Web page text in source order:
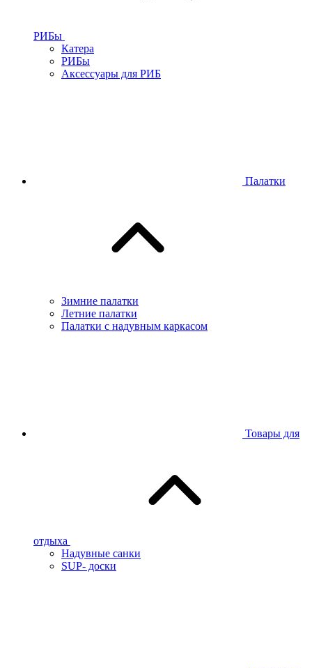
РИБы
Катера
РИБы
Аксессуары для РИБ
Палатки
Зимние палатки
Летние палатки
Палатки с надувным каркасом
Товары для
отдыха
Надувные санки
SUP- доски